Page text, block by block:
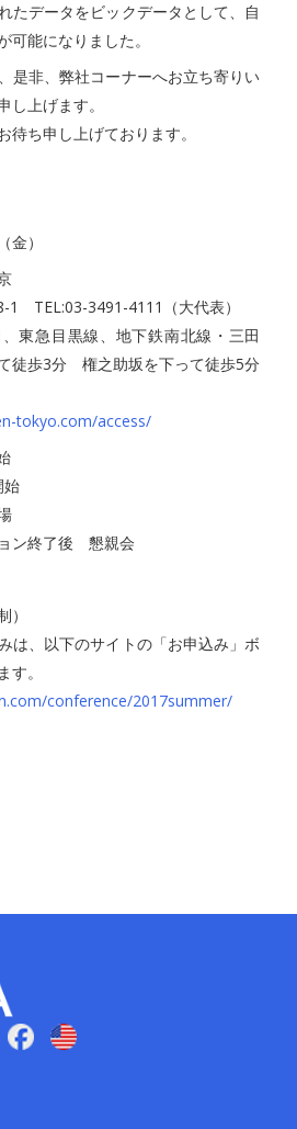
たデータをビックデータとして、自
可能になりました。
是非、弊社コーナーへお立ち寄りい
し上げます。
待ち申し上げております。
）
1 TEL:03-3491-4111（大代表）
東急目黒線、地下鉄南北線・三田
徒歩3分 権之助坂を下って徒歩5分
tokyo.com/access/
ン終了後 懇親会
は、以下のサイトの「お申込み」ボ
す。
conference/2017summer/